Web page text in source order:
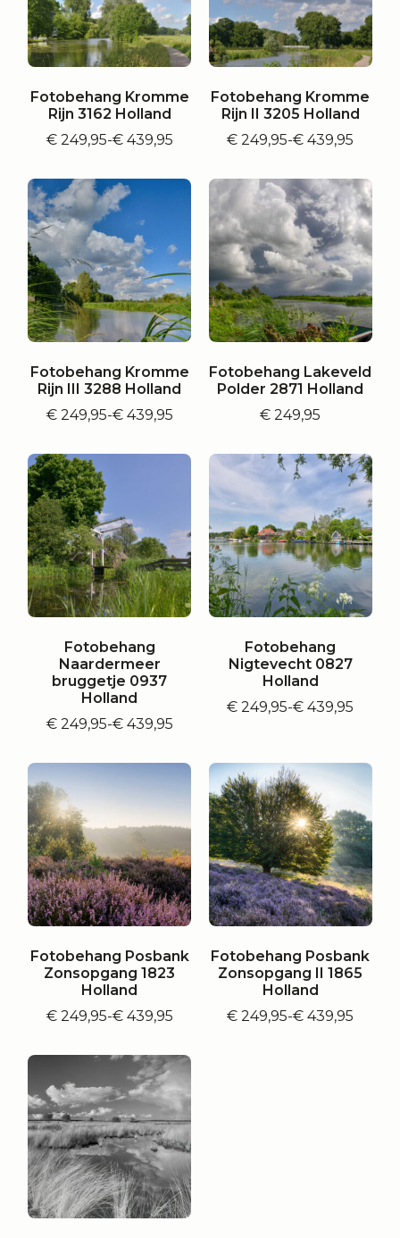
Fotobehang Kromme
Rijn 3162 Holland
€249,95-€439,95
Prijsklasse:
tot
€ 439,95
Fotobehang Kromme
Rijn II 3205 Holland
€ 249,95-€ 439,95
Prijsklasse:
tot
€ 439,95
Fotobehang Kromme
Rijn III 3288 Holland
€249,95-€439,95
Prijsklasse:
tot
Fotobehang Lakeveld
Polder 2871 Holland
€ 249,95
Fotobehang
Naardermeer
bruggetje 0937
Holland
€249,95-€439,95
Prijsklasse:
tot
Fotobehang
Nigtevecht 0827
Holland
€ 249,95-€ 439,95
Prijsklasse:
€ 439,95
Fotobehang Posbank
Zonsopgang 1823
Holland
€249,95-€439,95
Prijsklasse:
tot
€ 439,95
Fotobehang Posbank
Zonsopgang II 1865
Holland
€ 249,95-€ 439,95
Prijsklasse: